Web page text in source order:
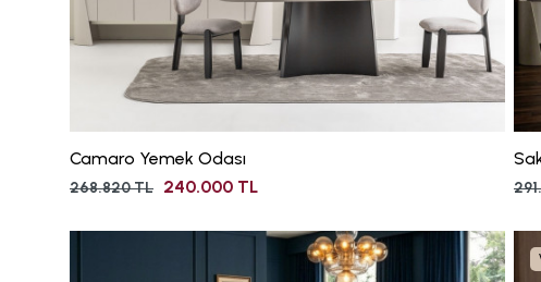
Camaro Yemek Odası
268.820 TL 240.000 TL